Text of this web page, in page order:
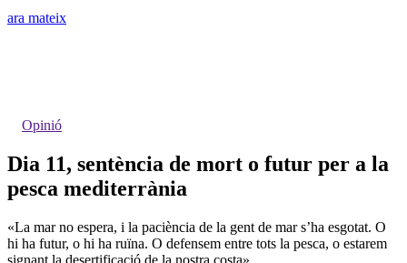
ara mateix
Opinió
Dia 11, sentència de mort o futur per a la
pesca mediterrània
«La mar no espera, i la paciència de la gent de mar s’ha esgotat. O
hi ha futur, o hi ha ruïna. O defensem entre tots la pesca, o estarem
signant la desertificació de la nostra costa»